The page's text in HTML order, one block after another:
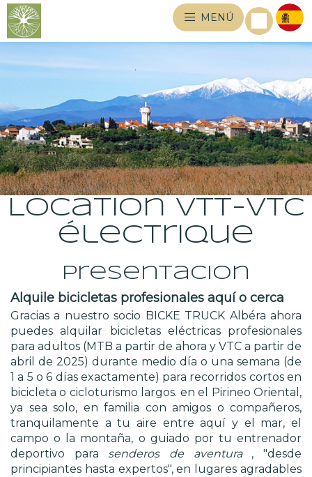
MENÚ
Location VTT-VTC
électrique
Presentacion
Alquile bicicletas profesionales aquí o cerca
Gracias a nuestro socio BICKE TRUCK Albéra ahora
puedes alquilar bicicletas eléctricas profesionales
para adultos (MTB a partir de ahora y VTC a partir de
abril de 2025) durante medio día o una semana (de
1 a 5 o 6 días exactamente) para recorridos cortos en
bicicleta o cicloturismo largos. en el Pirineo Oriental,
ya sea solo, en familia con amigos o compañeros,
tranquilamente a tu aire entre aquí y el mar, el
campo o la montaña, o guiado por tu entrenador
deportivo para senderos de aventura, "desde
principiantes hasta expertos", en lugares agradables